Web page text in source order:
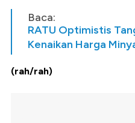
Baca:
RATU Optimistis
Kenaikan Harga
(rah/rah)